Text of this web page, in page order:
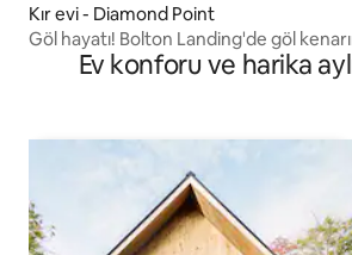
Kır evi - Diamond Point
Göl hayatı! Bolton Landing'de göl
Ev konforu ve harika